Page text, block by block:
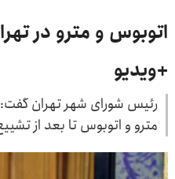
اتوبوس و مترو در
+ویدیو
رئیس شورای شهر تهران گفت:
مترو و اتوبوس تا بعد از